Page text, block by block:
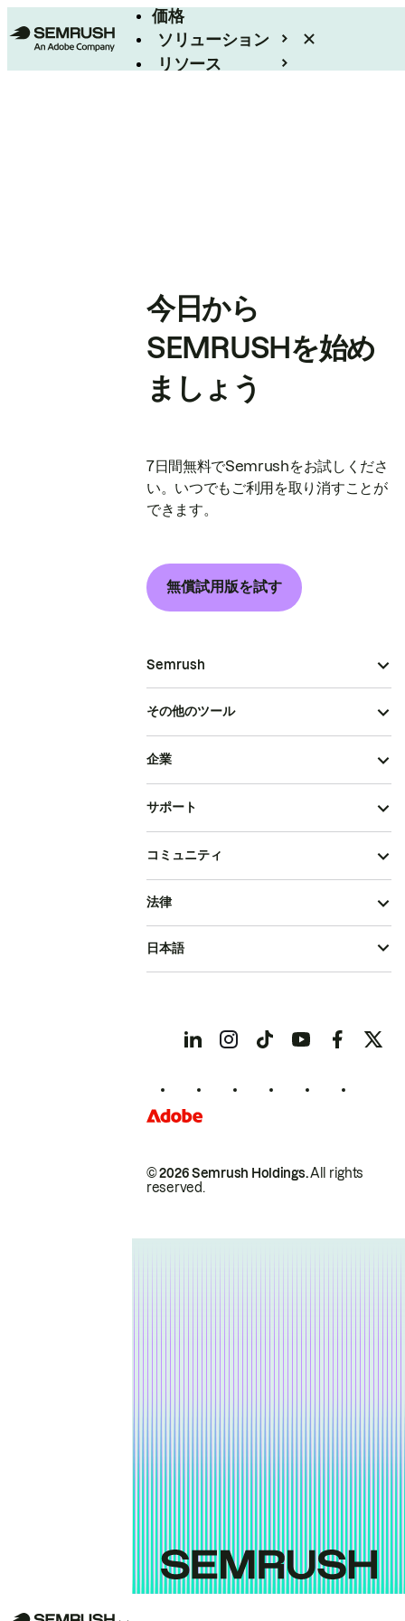
価格
ソリューション
リソース
今日から
SEMRUSHを始め
ましょう
7日間無料でSemrushをお試しくださ
い。いつでもご利用を取り消すことが
できます。
無償試用版を試す
Semrush
その他のツール
企業
サポート
コミュニティ
© 2026 Semrush Holdings.All rights
reserved.
法律
日本語